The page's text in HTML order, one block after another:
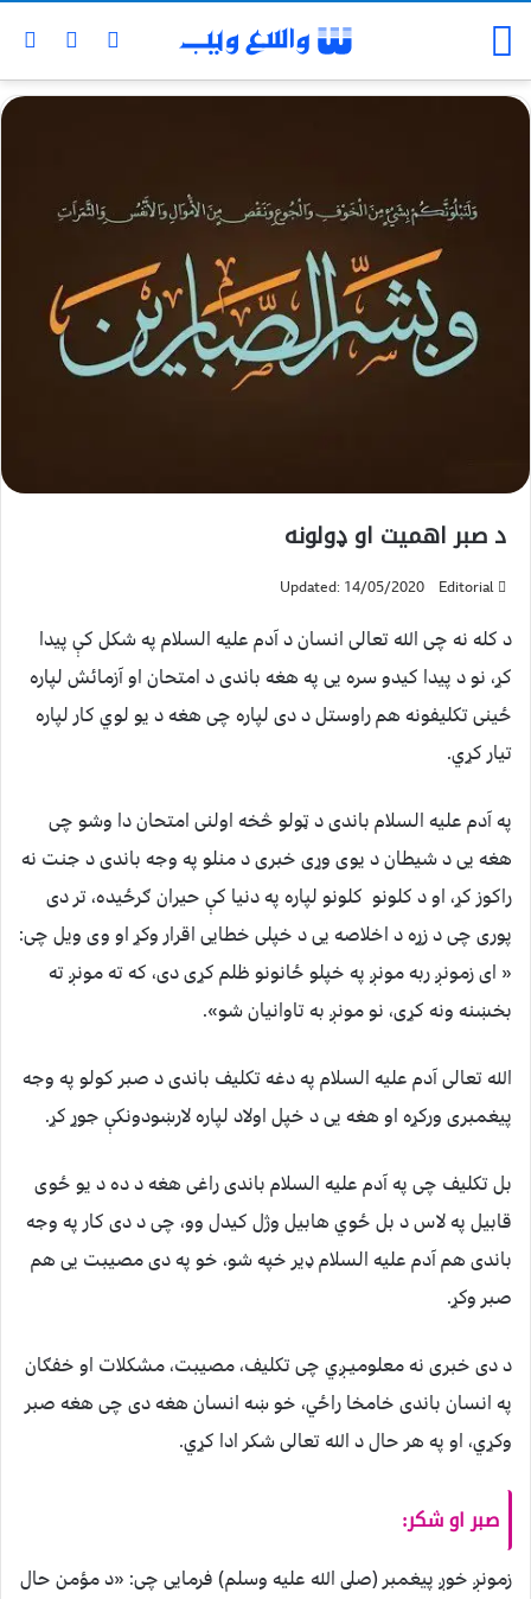
د صبر اهمیت او ډولونه
Editorial
Updated: 14/05/2020
د کله نه چی الله تعالی انسان د آدم علیه السلام په شکل کې پیدا
کړ، نو د پیدا کیدو سره يی په هغه باندی د امتحان او آزمائش لپاره
ځینی تکلیفونه هم راوستل د دی لپاره چی هغه د يو لوي کار لپاره
تیار کړي.
په آدم علیه السلام باندی د ټولو څخه اولنی امتحان دا وشو چی
هغه يی د شیطان د يوی وړی خبری د منلو په وجه باندی د جنت نه
راکوز کړ، او د کلونو کلونو لپاره په دنیا کې حیران ګرځيده، تر دی
پوری چی د زړه د اخلاصه يی د خپلی خطايی اقرار وکړ او وی ویل چی:
« ای زمونږ ربه مونږ په خپلو ځانونو ظلم کړی دی، که ته مونږ ته
بخښنه ونه کړی، نو مونږ به تاوانیان شو».
الله تعالی آدم علیه السلام په دغه تکلیف باندی د صبر کولو په وجه
پيغمبری ورکړه او هغه يی د خپل اولاد لپاره لارښودونکې جوړ کړ.
بل تکلیف چی په آدم علیه السلام باندی راغی هغه د ده د يو ځوی
قابيل په لاس د بل ځوي هابیل وژل کيدل وو، چی د دی کار په وجه
باندی هم آدم علیه السلام ډیر خپه شو، خو په دی مصيبت يی هم
صبر وکړ.
د دی خبری نه معلوميـږي چی تکليف، مصيبت، مشکلات او خفګان
په انسان باندی خامخا راځي، خو ښه انسان هغه دی چی هغه صبر
وکړي، او په هر حال د الله تعالی شکر ادا کړي.
صبر او شکر:
زمونږ خوږ پيغمبر (صلى الله عليه وسلم) فرمایی چی: «د مؤمن حال